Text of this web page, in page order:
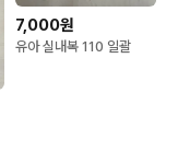
7,000원
유아 실내복 110 일괄